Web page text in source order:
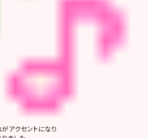
がアクセントになり